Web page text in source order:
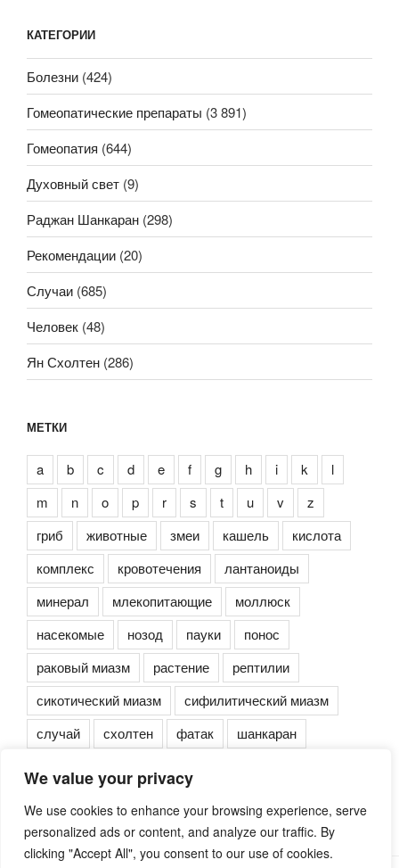
We value your privacy
We use cookies to enhance your browsing experience, serve
personalized ads or content, and analyze our traffic. By
clicking "Accept All", you consent to our use of cookies.
КАТЕГОРИИ
Болезни (424)
Гомеопатические препараты (3 891)
Гомеопатия (644)
Духовный свет (9)
Раджан Шанкаран (298)
Рекомендации (20)
Случаи (685)
Человек (48)
Ян Схолтен (286)
МЕТКИ
a b c d e f g h i k
l
m
n o p r s t u v
z
гриб
животные змеи кашель
кислота
комплекс
кровотечения
лантаноиды
минерал
млекопитающие
моллюск
насекомые
нозод пауки
понос
раковый миазм
растение
рептилии
сикотический миазм
сифилитический миазм
случай
схолтен фатак шанкаран